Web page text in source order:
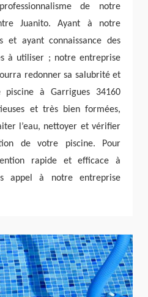
de notre
Juanito. Ayant à notre
et ayant connaissance des
à utiliser ; notre entreprise
redonner sa salubrité et
à Garrigues 34160
et très bien formées,
l’eau, nettoyer et vérifier
de votre piscine. Pour
rapide et efficace à
appel à notre entreprise